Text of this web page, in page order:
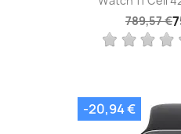
789,57 €
-20,94 €